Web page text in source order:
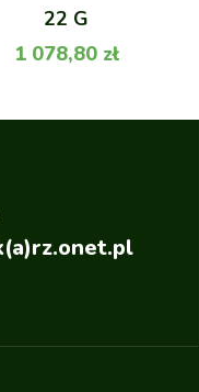
22 G
1 078,80 zł